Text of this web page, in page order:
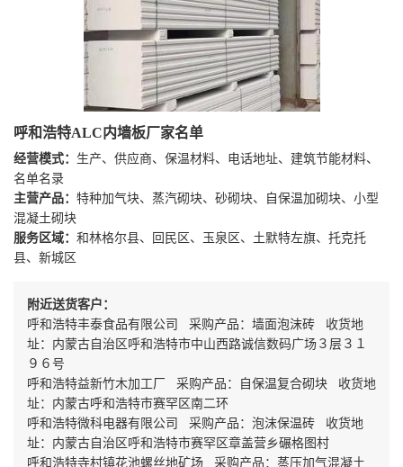
呼和浩特ALC内墙板厂家名单
经营模式： 生产、供应商、保温材料、电话地址、建筑节能材料、
名单名录
主营产品： 特种加气块、蒸汽砌块、砂砌块、自保温加砌块、小型
混凝土砌块
服务区域： 和林格尔县、回民区、玉泉区、土默特左旗、托克托
县、新城区
附近送货客户：
呼和浩特丰泰食品有限公司 采购产品：墙面泡沫砖 收货地
址：内蒙古自治区呼和浩特市中山西路诚信数码广场３层３１
９６号
呼和浩特益新竹木加工厂 采购产品：自保温复合砌块 收货地
址：内蒙古呼和浩特市赛罕区南二环
呼和浩特微科电器有限公司 采购产品：泡沫保温砖 收货地
址：内蒙古自治区呼和浩特市赛罕区章盖营乡碾格图村
呼和浩特寺村镇花池螺丝地矿场 采购产品：蒸压加气混凝土